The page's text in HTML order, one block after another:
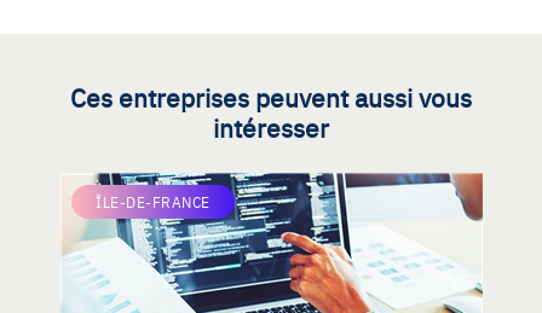
Ces entreprises peuvent aussi vous
intéresser
ÎLE-DE-FRANCE